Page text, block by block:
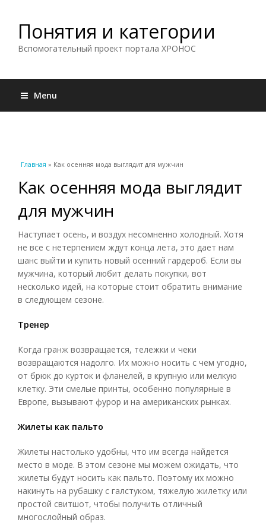
Понятия и категории
Вспомогательный проект портала ХРОНОС
Menu
Вы здесь
Главная » Как осенняя мода выглядит для мужчин
Как осенняя мода выглядит
для мужчин
Наступает осень, и воздух несомненно холодный. Хотя
не все с нетерпением ждут конца лета, это дает нам
шанс выйти и купить новый осенний гардероб. Если вы
мужчина, который любит делать покупки, вот
несколько идей, на которые стоит обратить внимание
в следующем сезоне.
Тренер
Когда гранж возвращается, тележки и чеки
возвращаются надолго. Их можно носить с чем угодно,
от брюк до курток и фланелей, в крупную или мелкую
клетку. Эти смелые принты, особенно популярные в
Европе, вызывают фурор и на американских рынках.
Жилеты как пальто
Жилеты настолько удобны, что им всегда найдется
место в моде. В этом сезоне мы можем ожидать, что
жилеты будут носить как пальто. Поэтому их можно
накинуть на рубашку с галстуком, тяжелую жилетку или
простой свитшот, чтобы получить отличный
многослойный образ.